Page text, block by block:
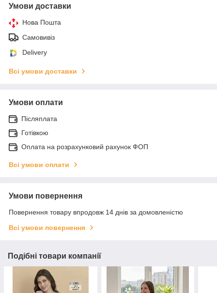
Умови доставки
Нова Пошта
Самовивіз
Delivery
Всі умови доставки
Умови оплати
Післяплата
Готівкою
Оплата на розрахунковий рахунок ФОП
Всі умови оплати
Умови повернення
Повернення товару впродовж 14 днів за домовленістю
Всі умови повернення
Подібні товари компанії